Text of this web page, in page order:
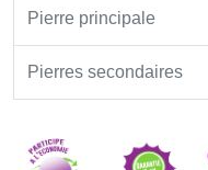
Pierre principale
Pierres secondaires